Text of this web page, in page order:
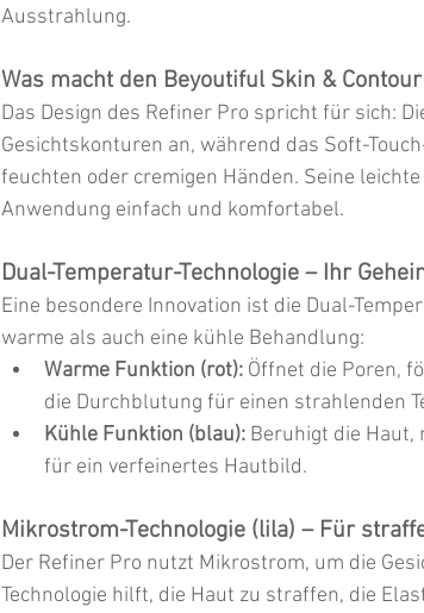
Ausstrahlung.
Was macht den Beyoutiful Skin &
Das Design des Refiner Pro spricht für sich:
Gesichtskonturen an, während das Soft-
feuchten oder cremigen Händen. Seine
Anwendung einfach und komfortabel.
Dual-Temperatur-Technologie – Ihr
Eine besondere Innovation ist die Dual-
warme als auch eine kühle Behandlung:
Warme Funktion (rot): Öffnet die Poren,
die Durchblutung für einen strahlenden
Kühle Funktion (blau): Beruhigt die
für ein verfeinertes Hautbild.
Mikrostrom-Technologie (lila) – Für
Der Refiner Pro nutzt Mikrostrom, um die
Technologie hilft, die Haut zu straffen, die